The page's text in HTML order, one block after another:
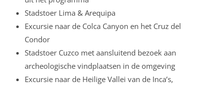
Stadstoer Lima & Arequipa
Excursie naar de Colca Canyon en het Cruz del
Condor
Stadstoer Cuzco met aansluitend bezoek aan
archeologische vindplaatsen in de omgeving
Excursie naar de Heilige Vallei van de Inca’s,